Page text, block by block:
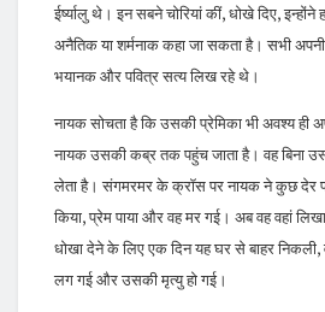
ईर्ष्यालु थे। इन सबने चोरियां कीं, धोखे दिए,
अनैतिक या शर्मनाक कहा जा सकता है। सभी
भयानक और पवित्र सत्य लिख रहे थे।
नायक सोचता है कि उसकी प्रेमिका भी अवश्य ही
नायक उसकी कब्र तक पहुंच जाता है। वह बिना
लेता है। संगमरमर के क्रॉस पर नायक ने कुछ देर
किया, प्रेम पाया और वह मर गई। अब वह वहां
धोखा देने के लिए एक दिन यह घर से बाहर निकली,
लग गई और उसकी मृत्यु हो गई।